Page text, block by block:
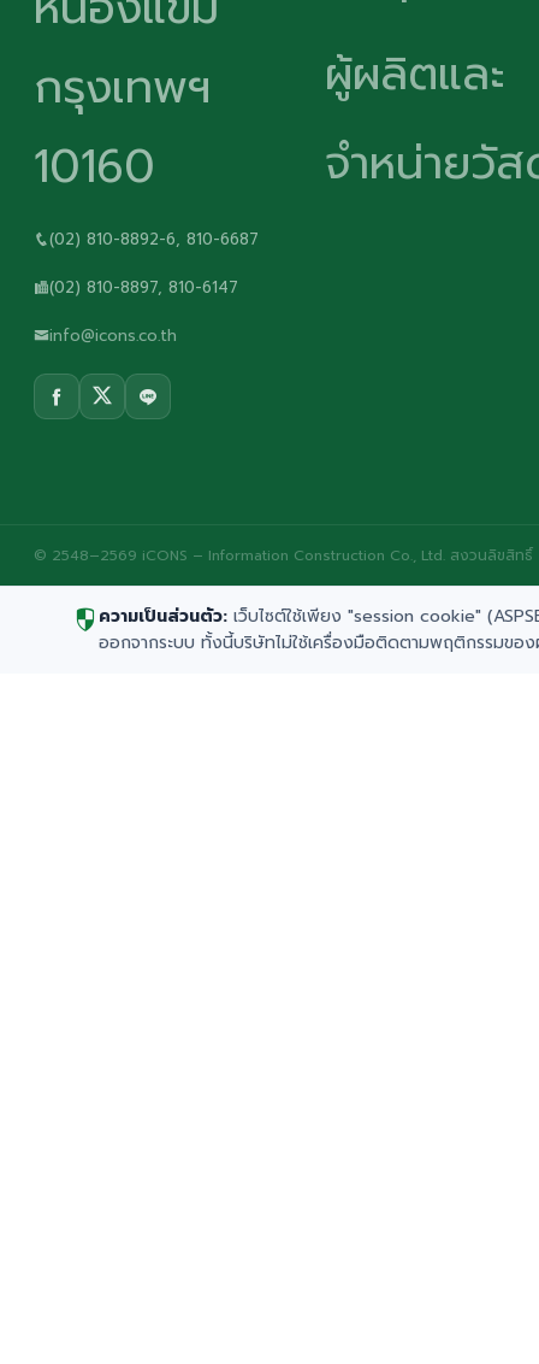
กรุงเทพฯ
10160
(02) 810-8892-6, 810-6687
(02) 810-8897, 810-6147
info@icons.co.th
ผู้ผลิตและ
จำหน่ายวั
© 2548–2569 iCONS – Information Construction Co., Ltd. สงวนลิขสิทธิ์
ความเป็นส่วนตัว: เว็บไซต์ใช้เพียง "session cookie"
ออกจากระบบ ทั้งนี้บริษัทไม่ใช้เครื่องมือติดตามพฤติกรรมข